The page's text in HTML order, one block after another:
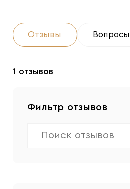
Отзывы Вопросы
1 отзывов
Фильтр отзывов